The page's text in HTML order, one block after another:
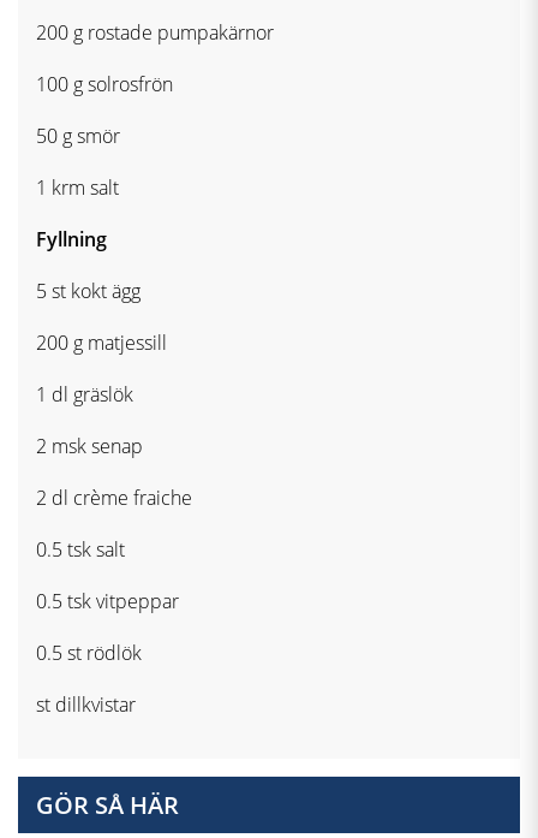
200 g rostade pumpakärnor
100 g solrosfrön
50 g smör
1 krm salt
Fyllning
5 st kokt ägg
200 g matjessill
1 dl gräslök
2 msk senap
2 dl crème fraiche
0.5 tsk salt
0.5 tsk vitpeppar
0.5 st rödlök
st dillkvistar
GÖR SÅ HÄR